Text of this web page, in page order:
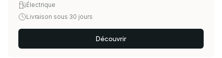
Électrique
Livraison sous 30 jours
Découvrir